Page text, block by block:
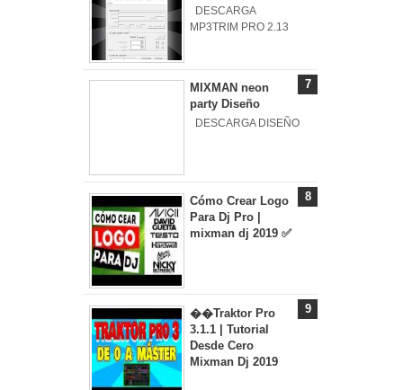
DESCARGA
MP3TRIM PRO 2.13
MIXMAN neon
party Diseño
DESCARGA DISEÑO
Cómo Crear Logo
Para Dj Pro |
mixman dj 2019 ✅
��Traktor Pro
3.1.1 | Tutorial
Desde Cero
Mixman Dj 2019